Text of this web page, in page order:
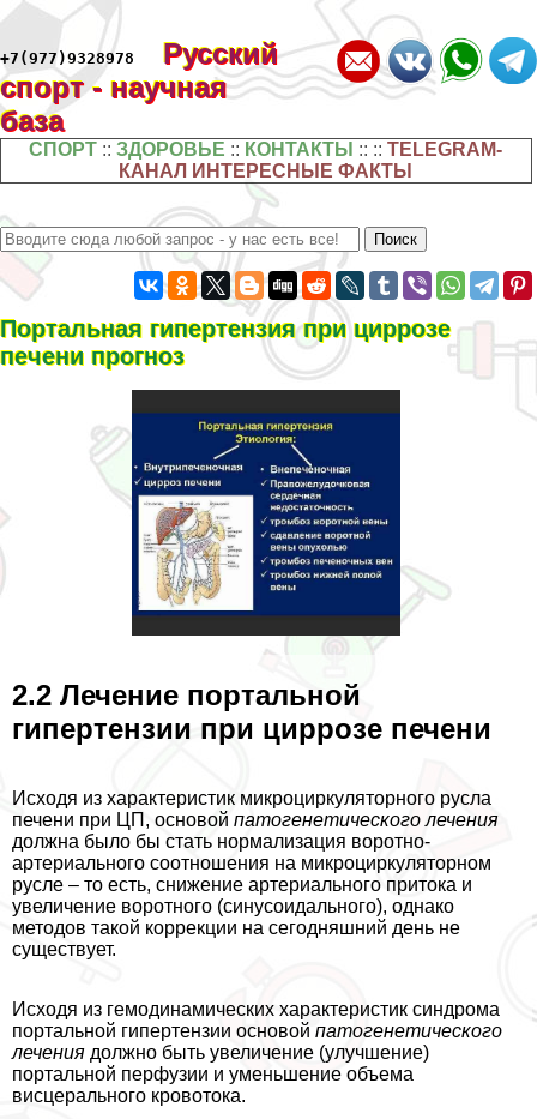
+7(977)9328978
Русский
спорт - научная
база
СПОРТ ::ЗДОРОВЬЕ :: КОНТАКТЫ :: ::TELEGRAM-
КАНАЛ ИНТЕРЕСНЫЕ ФАКТЫ
Портальная гипертензия при циррозе
печени прогноз
2.2 Лечение портальной
гипертензии при циррозе печени
Исходя из хаpaктеристик микроциркуляторного русла
печени при ЦП, основой патогенетического лечения
должна было бы стать нормализация воротно-
артериального соотношения на микроциркуляторном
русле – то есть, снижение артериального притока и
увеличение воротного (синусоидального), однако
методов такой коррекции на сегодняшний день не
существует.
Исходя из гемодинамических хаpaктеристик синдрома
портальной гипертензии основой патогенетического
лечения должно быть увеличение (улучшение)
портальной перфузии и уменьшение объема
висцерального кровотока.